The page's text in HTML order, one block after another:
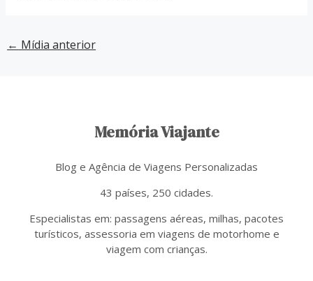
← Mídia anterior
Memória Viajante
Blog e Agência de Viagens Personalizadas
43 países, 250 cidades.
Especialistas em: passagens aéreas, milhas, pacotes
turísticos, assessoria em viagens de motorhome e
viagem com crianças.